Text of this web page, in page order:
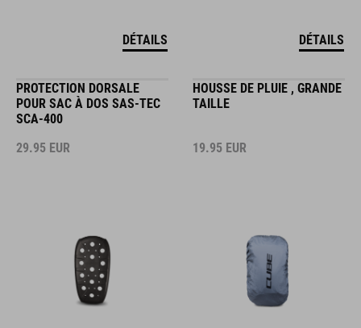
DÉTAILS DÉTAILS
PROTECTION DORSALE
POUR SAC À DOS SAS-TEC
SCA-400
29.95 EUR
HOUSSE DE PLUIE , GRANDE
TAILLE
19.95 EUR